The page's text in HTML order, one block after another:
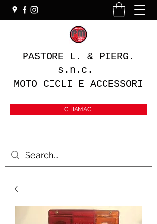
PASTORE L. & PIERG.
s.n.c.
MOTO CICLI E ACCESSORI
CHIAMACI